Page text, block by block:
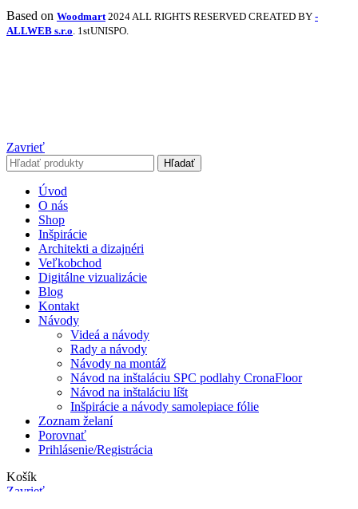
Based on Woodmart 2024 ALL RIGHTS RESERVED CREATED BY -
ALLWEB s.r.o. 1stUNISPO.
Zavrieť
Hľadať
Úvod
O nás
Shop
Inšpirácie
Architekti a dizajnéri
Veľkobchod
Digitálne vizualizácie
Blog
Kontakt
Návody
Videá a návody
Rady a návody
Návody na montáž
Návod na inštaláciu SPC podlahy CronaFloor
Návod na inštaláciu líšt
Inšpirácie a návody samolepiace fólie
Zoznam želaní
Porovnať
Prihlásenie/Registrácia
Košík
Zavrieť